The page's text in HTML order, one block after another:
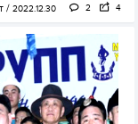
2022.12.30 2 4